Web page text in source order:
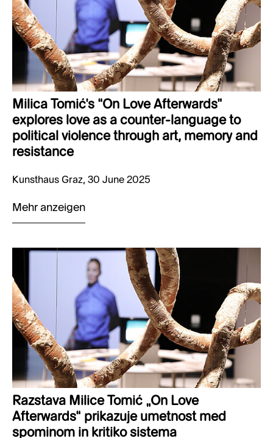
Milica Tomić’s “On Love Afterwards”
explores love as a counter-language to
political violence through art, memory and
resistance
Kunsthaus Graz, 30 June 2025
Mehr anzeigen
Razstava Milice Tomić „On Love
Afterwards“ prikazuje umetnost med
spominom in kritiko sistema